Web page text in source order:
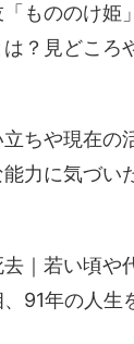
もののけ姫
？見どころ
ちや現在の
力に気づい
｜若い頃や
91年の人生